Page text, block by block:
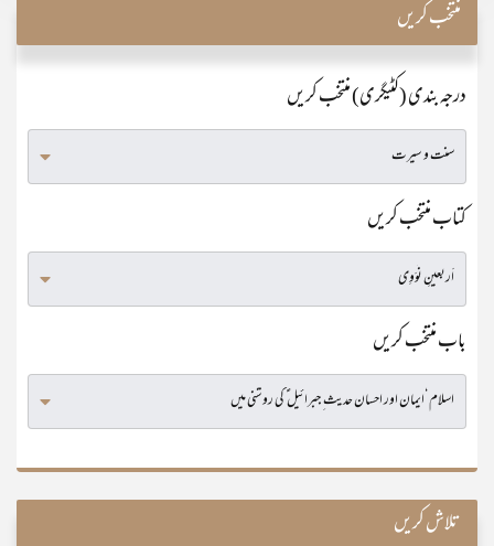
منتخب کریں
درجہ بندی (کٹیگری) منتخب کریں
کتاب منتخب کریں
باب منتخب کریں
تلاش کریں